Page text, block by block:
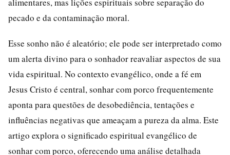
pecado e da contaminação moral.
Esse sonho não é aleatório; ele pode ser interpretado como
um alerta divino para o sonhador reavaliar aspectos de sua
vida espiritual. No contexto evangélico, onde a fé em
Jesus Cristo é central, sonhar com porco frequentemente
aponta para questões de desobediência, tentações e
influências negativas que ameaçam a pureza da alma. Este
artigo explora o significado espiritual evangélico de
sonhar com porco, oferecendo uma análise detalhada